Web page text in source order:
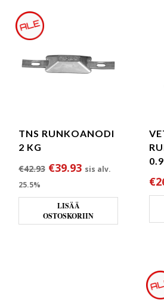
TNS RUNKOANODI
2 KG
€42.93 Alkuperäinen hinta oli:
€39.93Nykyinen hinta
sis alv.
25.5%
LISÄÄ
OSTOSKORIIN
€